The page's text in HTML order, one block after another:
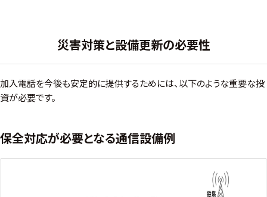
災害対策と設備更新の必要性
加入電話を今後も安定的に提供するためには、以下のような重要な投
資が必要です。
保全対応が必要となる通信設備例